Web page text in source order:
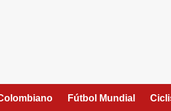
Fútbol Mundial